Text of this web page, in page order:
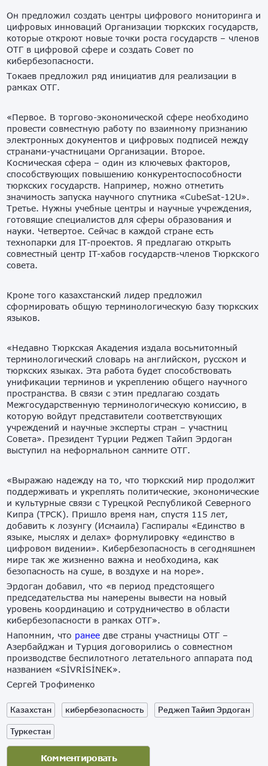
Он предложил создать центры цифрового мониторинга и
цифровых инноваций Организации тюркских государств,
которые откроют новые точки роста государств – членов
ОТГ в цифровой сфере и создать Совет по
кибербезопасности.
Токаев предложил ряд инициатив для реализации в
рамках ОТГ.
«Первое. В торгово-экономической сфере необходимо
провести совместную работу по взаимному признанию
электронных документов и цифровых подписей между
странами-участницами Организации. Второе.
Космическая сфера – один из ключевых факторов,
способствующих повышению конкурентоспособности
тюркских государств. Например, можно отметить
значимость запуска научного спутника «CubeSat-12U».
Третье. Нужны учебные центры и научные учреждения,
готовящие специалистов для сферы образования и
науки. Четвертое. Сейчас в каждой стране есть
технопарки для IT-проектов. Я предлагаю открыть
совместный центр IT-хабов государств-членов Тюркского
совета.
Кроме того казахстанский лидер предложил
сформировать общую терминологическую базу тюркских
языков.
«Недавно Тюркская Академия издала восьмитомный
терминологический словарь на английском, русском и
тюркских языках. Эта работа будет способствовать
унификации терминов и укреплению общего научного
пространства. В связи с этим предлагаю создать
Межгосударственную терминологическую комиссию, в
которую войдут представители соответствующих
учреждений и научные эксперты стран – участниц
Совета». Президент Турции Реджеп Тайип Эрдоган
выступил на неформальном саммите ОТГ.
«Выражаю надежду на то, что тюркский мир продолжит
поддерживать и укреплять политические, экономические
и культурные связи с Турецкой Республикой Северного
Кипра (ТРСК). Пришло время нам, спустя 115 лет,
добавить к лозунгу (Исмаила) Гаспиралы «Единство в
языке, мыслях и делах» формулировку «единство в
цифровом видении». Кибербезопасность в сегодняшнем
мире так же жизненно важна и необходима, как
безопасность на суше, в воздухе и на море».
Эрдоган добавил, что «в период предстоящего
председательства мы намерены вывести на новый
уровень координацию и сотрудничество в области
кибербезопасности в рамках ОТГ».
Напомним, что ранее две страны участницы ОТГ –
Азербайджан и Турция договорились о совместном
производстве беспилотного летательного аппарата под
названием «SİVRİSİNEK».
Сергей Трофименко
Казахстан кибербезопасность
Реджеп Тайип Эрдоган
Туркестан